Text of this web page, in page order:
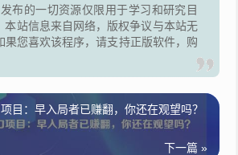
布的一切资源仅限用于学习和研究目
站信息来自网络，版权争议与本站无
您喜欢该程序，请支持正版软件，购
目：早入局者已赚翻，你还在观望吗？
下一篇 »